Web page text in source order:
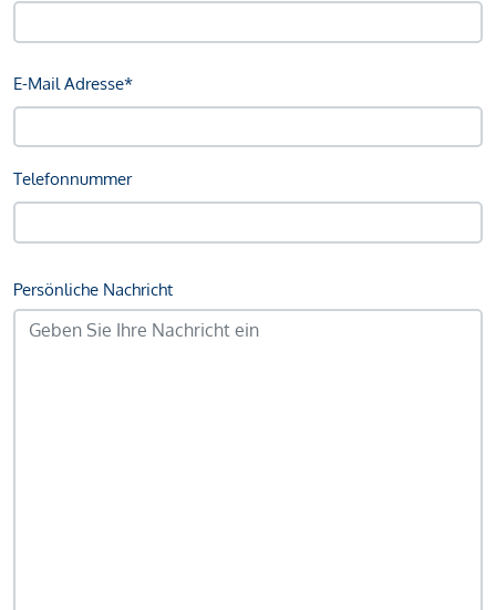
E-Mail Adresse*
Telefonnummer
Persönliche Nachricht